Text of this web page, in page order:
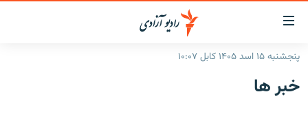
لینک‌های
قابل
دسترسی
به گزارش‌ها
پنجشنبه ۱۵ اسد ۱۴۰۵ کابل ۱۰:۰۷
خبر ها